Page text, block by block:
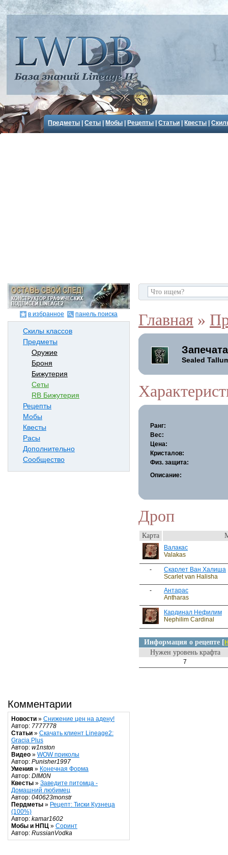
Предметы |Сеты Мобы Рецепты |Статьи Квесты |
в избранное панель поиска
Скилы классов
Предметы
Оружие
Броня
Бижутерия
Сеты
RB Бижутерия
Рецепты
Мобы
Квесты
Расы
Дополнительно
Сообщество
Комментарии
Новости » Снижение цен на адену!
Автор: 7777778
Статьи » Скачать клиент Lineage2:
Gracia Plus
Автор: w1nston
Видео » WOW приколы
Автор: Punisher1997
Умения » Конечная Форма
Автор: DIM0N
Квесты » Заведите питомца -
Домашний любимец
Автор: 040623monstr
Пердметы » Рецепт: Тиски Кузнеца
(100%)
Автор: kamar1602
Мобы и НПЦ » Соринт
Автор: RussianVodka
Главная »
Sealed
Ранг:
Вес:
Цена:
Кристалов:
Физ. защита:
Описание:
Дроп
Карта
Валакас
Valakas
-
Скарлет Ван Халиша
Scarlet van Halisha
-
Антарас
Antharas
Кардинал Нефилим
Nephilim Cardinal
Информация о рецепте [
Нужен уровень крафта
7